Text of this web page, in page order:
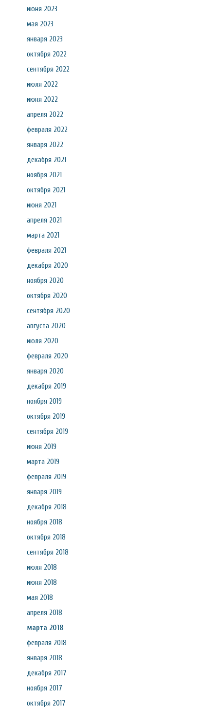
июня 2023
мая 2023
января 2023
октября 2022
сентября 2022
июля 2022
июня 2022
апреля 2022
февраля 2022
января 2022
декабря 2021
ноября 2021
октября 2021
июня 2021
апреля 2021
марта 2021
февраля 2021
декабря 2020
ноября 2020
октября 2020
сентября 2020
августа 2020
июля 2020
февраля 2020
января 2020
декабря 2019
ноября 2019
октября 2019
сентября 2019
июня 2019
марта 2019
февраля 2019
января 2019
декабря 2018
ноября 2018
октября 2018
сентября 2018
июля 2018
июня 2018
мая 2018
апреля 2018
марта 2018
февраля 2018
января 2018
декабря 2017
ноября 2017
октября 2017